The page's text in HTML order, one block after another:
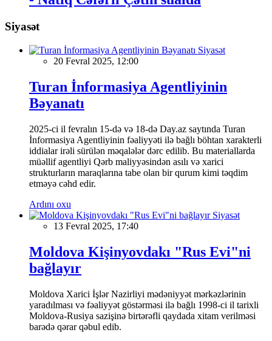
Siyasət
Siyasət
20 Fevral 2025, 12:00
Turan İnformasiya Agentliyinin
Bəyanatı
2025-ci il fevralın 15-də və 18-də Day.az saytında Turan
İnformasiya Agentliyinin fəaliyyəti ilə bağlı böhtan xarakterli
iddialar irəli sürülən məqalələr dərc edilib. Bu materiallarda
müəllif agentliyi Qərb maliyyəsindən asılı və xarici
strukturların maraqlarına tabe olan bir qurum kimi təqdim
etməyə cəhd edir.
Ardını oxu
Siyasət
13 Fevral 2025, 17:40
Moldova Kişinyovdakı "Rus Evi"ni
bağlayır
Moldova Xarici İşlər Nazirliyi mədəniyyət mərkəzlərinin
yaradılması və fəaliyyət göstərməsi ilə bağlı 1998-ci il tarixli
Moldova-Rusiya sazişinə birtərəfli qaydada xitam verilməsi
barədə qərar qəbul edib.